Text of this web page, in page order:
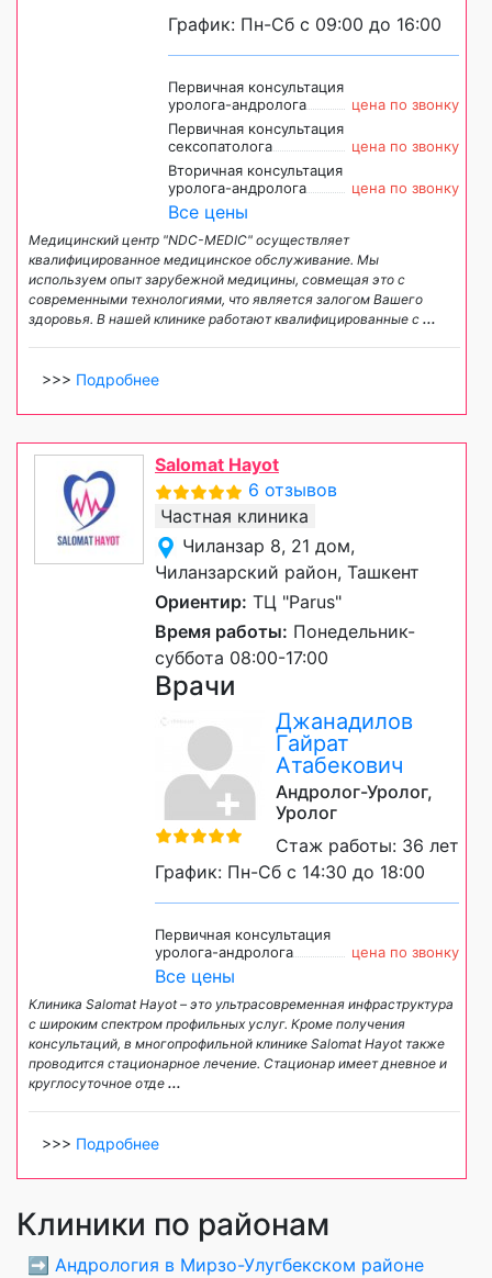
График: Пн-Сб с 09:00 до 16:00
Первичная консультация
уролога-андролога
цена по звонку
Первичная консультация
сексопатолога
цена по звонку
Вторичная консультация
уролога-андролога
цена по звонку
Все цены
Медицинский центр "NDC-MEDIC" осуществляет
квалифицированное медицинское обслуживание. Мы
используем опыт зарубежной медицины, совмещая это с
современными технологиями, что является залогом Вашего
здоровья. В нашей клинике работают квалифицированные с ...
>>> Подробнее
Salomat Hayot
6 отзывов
Частная клиника
Чиланзар 8, 21 дом,
Чиланзарский район, Ташкент
Ориентир: ТЦ "Parus"
Время работы: Понедельник-
суббота 08:00-17:00
Врачи
Джанадилов
Гайрат
Атабекович
Андролог-Уролог,
Уролог
Стаж работы: 36 лет
График: Пн-Сб с 14:30 до 18:00
Первичная консультация
уролога-андролога
цена по звонку
Все цены
Клиника Salomat Hayot – это ультрасовременная инфраструктура
с широким спектром профильных услуг. Кроме получения
консультаций, в многопрофильной клинике Salomat Hayot также
проводится стационарное лечение. Стационар имеет дневное и
круглосуточное отде ...
>>> Подробнее
Клиники по районам
➡️ Андрология в Мирзо-Улугбекском районе